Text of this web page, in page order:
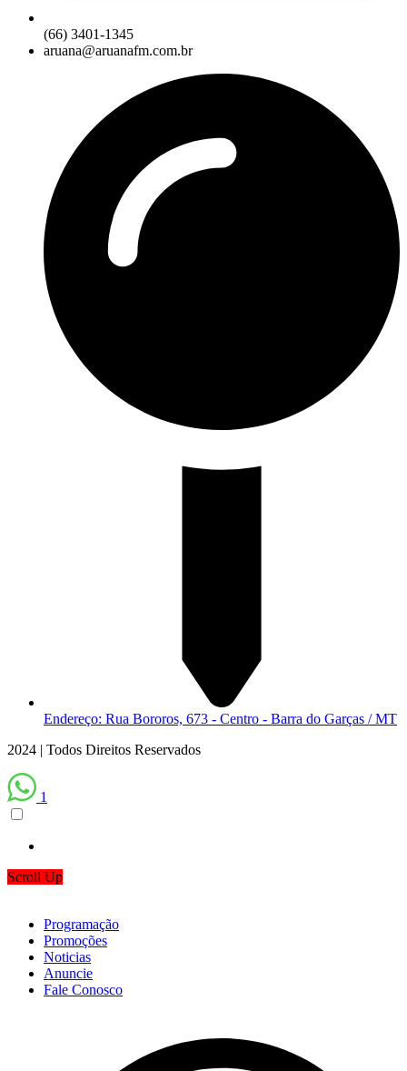
(66) 3401-1345
aruana@aruanafm.com.br
Endereço: Rua Bororos, 673 - Centro - Barra do Garças / MT
2024 | Todos Direitos Reservados
1
Scroll Up
Programação
Promoções
Noticias
Anuncie
Fale Conosco